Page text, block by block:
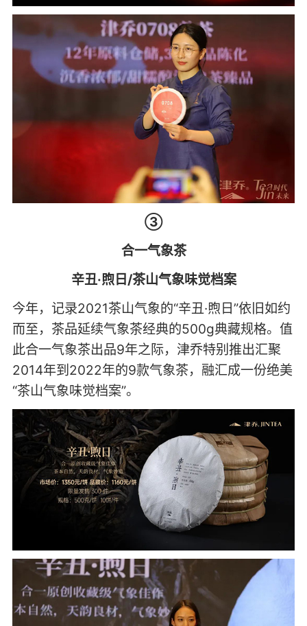
③
合一气象茶
辛丑·煦日/茶山气象味觉档案
今年，记录2021茶山气象的“辛丑·煦日”依旧如约
而至，茶品延续气象茶经典的500g典藏规格。值
此合一气象茶出品9年之际，津乔特别推出汇聚
2014年到2022年的9款气象茶，融汇成一份绝美
“茶山气象味觉档案”。